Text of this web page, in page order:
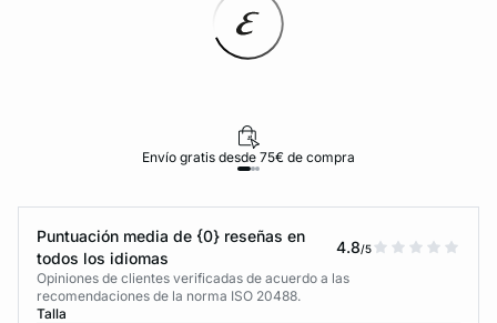
Envío gratis desde 75€ de compra
Puntuación media de {0} reseñas en
todos los idiomas
4.8/5
Opiniones de clientes verificadas de acuerdo a las
recomendaciones de la norma ISO 20488.
Talla